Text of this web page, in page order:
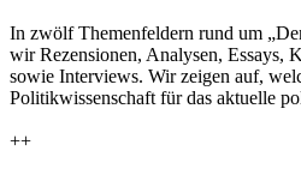
In zwölf Themenfeldern rund um
wir Rezensionen, Analysen, Essays,
sowie Interviews. Wir zeigen auf,
Politikwissenschaft für das aktuelle
++